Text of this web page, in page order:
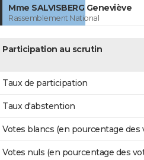
Mme SALVISBERG Geneviève
Rassemblement National
Participation au scrutin
Taux de participation
Taux d'abstention
Votes blancs (en pourcentage des
Votes nuls (en pourcentage des